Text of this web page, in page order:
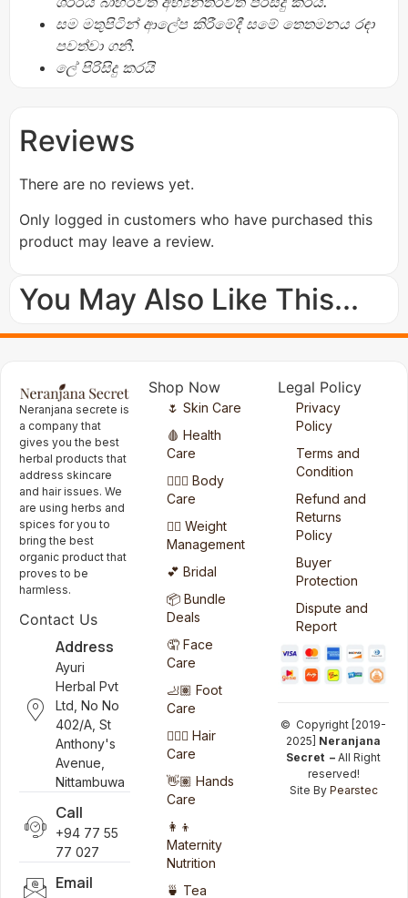
සම මතුපිටින් ආලේප කිරීමේදීසමේ තෙතමනය රඳා
පවත්වා ගනී.
ලේපිරිසිදු කරයි
Reviews
There are no reviews yet.
Only logged in customers who have purchased this
product may leave a review.
You May Also Like This...
Neranjana secrete is
a company that
gives you the best
herbal products that
address skincare
and hair issues. We
are using herbs and
spices for you to
bring the best
organic product that
proves to be
harmless.
Contact Us
Address
Ayuri
Herbal Pvt
Ltd, No No
402/A, St
Anthony's
Avenue,
Nittambuwa
Call
+94 77 55
77 027
Email
Shop Now
🌷 Skin Care
🩸 Health
Care
🧖🏻‍♀️ Body
Care
🏋️‍♀️ Weight
Management
💕 Bridal
📦 Bundle
Deals
🤦 Face
Care
🦶🏽 Foot
Care
💆🏻‍♀️ Hair
Care
👋🏽 Hands
Care
👩‍👦
Maternity
Nutrition
🍵 Tea
Legal Policy
Privacy
Policy
Terms and
Condition
Refund and
Returns
Policy
Buyer
Protection
Dispute and
Report
© Copyright [2019-
2025] Neranjana
Secret – All Right
reserved!
Site By Pearstec